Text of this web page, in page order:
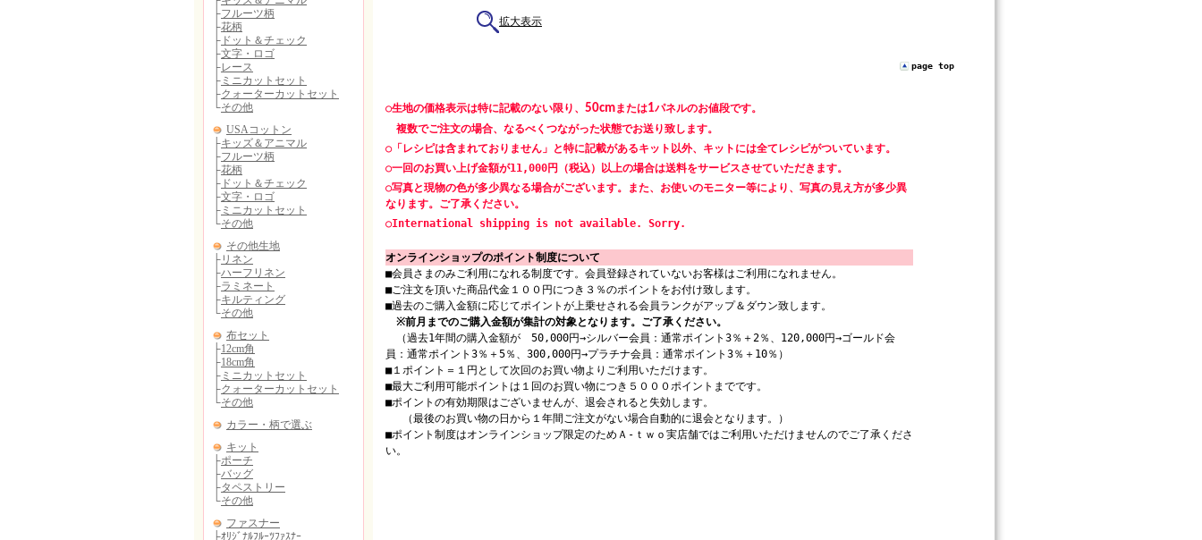
拡大表示
page top
○生地の価格表示は特に記載のない限り、 50cmまたは1パネルのお値段です。
複数でご注文の場合、なるべくつながった状態でお送り致します。
○「レシピは含まれておりません」と特に記載があるキット以外、キットには全てレシピがついています。
○一回のお買い上げ金額が11,000円（税込）以上の場合は送料をサービスさせていただきます。
○写真と現物の色が多少異なる場合がございます。また、お使いのモニター等により、写真の見え方が多少異
なります。ご了承ください。
○International shipping is not available. Sorry.
オンラインショップのポイント制度について
■会員さまのみご利用になれる制度です。会員登録されていないお客様はご利用になれません。
■ご注文を頂いた商品代金１００円につき３％のポイントをお付け致します。
■過去のご購入金額に応じてポイントが上乗せされる会員ランクがアップ＆ダウン致します。
※前月までのご購入金額が集計の対象となります。ご了承ください。
（過去1年間の購入金額が 50,000円→シルバー会員：通常ポイント3％＋2％、120,000円→ゴールド会
員：通常ポイント3％＋5％、300,000円→プラチナ会員：通常ポイント3％＋10％）
■１ポイント＝１円として次回のお買い物よりご利用いただけます。
■最大ご利用可能ポイントは１回のお買い物につき５０００ポイントまでです。
■ポイントの有効期限はございませんが、退会されると失効します。
（最後のお買い物の日から１年間ご注文がない場合自動的に退会となります。）
■ポイント制度はオンラインショップ限定のためＡ-ｔｗｏ実店舗ではご利用いただけませんのでご了承くださ
い。